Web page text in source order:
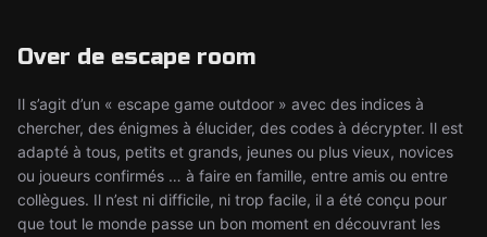
Over de escape room
Il s’agit d’un « escape game outdoor » avec des indices à
chercher, des énigmes à élucider, des codes à décrypter. Il est
adapté à tous, petits et grands, jeunes ou plus vieux, novices
ou joueurs confirmés … à faire en famille, entre amis ou entre
collègues. Il n’est ni difficile, ni trop facile, il a été conçu pour
que tout le monde passe un bon moment en découvrant les